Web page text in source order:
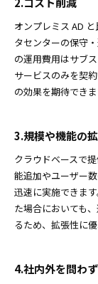
オンプレミス AD
タセンターの保守
の運用費用はサブ
サービスのみを契
の効果を期待できま
3.規模や機能の
クラウドベースで
能追加やユーザー
迅速に実施できま
た場合においても
るため、拡張性に優
4.社内外を問わ